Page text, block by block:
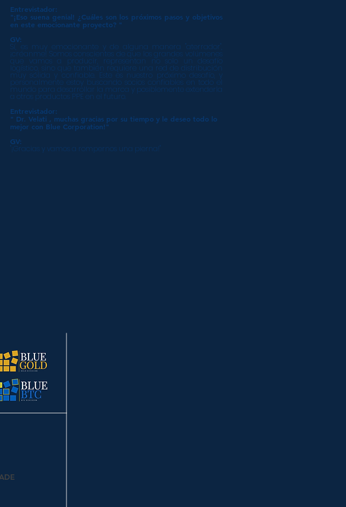
Entrevistador:
"¡Eso suena genial! ¿Cuáles son los próximos pasos y objetivos
en este emocionante proyecto? "
GV:
Sí, es muy emocionante y de alguna manera "aterrador",
¡créanme! Somos conscientes de que los grandes volúmenes
que vamos a producir, representan no solo un desafío
logístico, sino que también requiere una red de distribución
muy sólida y confiable. Este es nuestro próximo desafío, y
personalmente estoy buscando socios confiables en todo el
mundo para desarrollar la marca y posiblemente extenderla
a otros productos PPE en el futuro.
Entrevistador:
" Dr. Velati , muchas gracias por su tiempo y le deseo todo lo
mejor con Blue Corporation!"
GV:
"¡Gracias y vamos a rompernos una pierna!"